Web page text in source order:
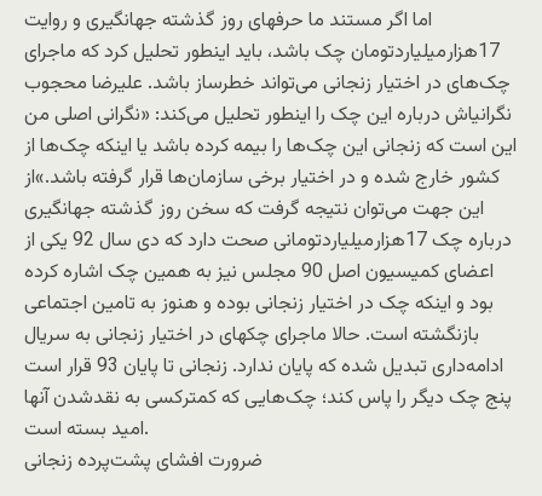
اما اگر مستند ما حرف‏های روز گذشته جهانگیری و روایت
17‌هزار‌میلیاردتومان چک باشد، باید اینطور تحلیل کرد که ماجرای
چک‌های در اختیار زنجانی می‌تواند خطرساز باشد. علیرضا محجوب
نگرانی‏اش درباره این چک را اینطور تحلیل می‌کند: «نگرانی اصلی من
این است که زنجانی این چک‌ها را بیمه کرده باشد یا اینکه چک‌ها از
کشور خارج شده و در اختیار برخی سازمان‌ها قرار گرفته باشد.»از
این جهت می‌توان نتیجه گرفت که سخن روز گذشته جهانگیری
درباره چک 17‌هزار‌میلیاردتومانی صحت دارد که دی سال 92 یکی از
اعضای کمیسیون اصل 90 مجلس نیز به همین چک اشاره کرده
بود و اینکه چک در اختیار زنجانی بوده و هنوز به تامین اجتماعی
بازنگشته است. حالا ماجرای چک‏های در اختیار زنجانی به سریال
ادامه‌داری تبدیل شده که پایان ندارد. زنجانی تا پایان 93 قرار است
پنج چک دیگر را پاس کند؛ چک‌هایی که کمتر‌کسی به نقدشدن آنها
امید بسته است.
ضرورت افشای پشت‌پرده زنجانی